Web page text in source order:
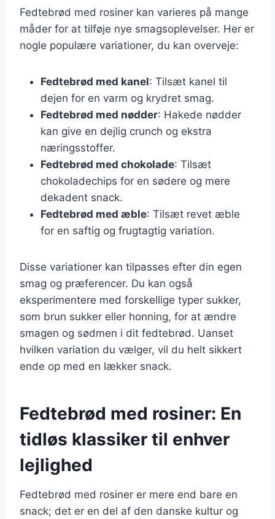
Fedtebrød med rosiner kan varieres på mange
måder for at tilføje nye smagsoplevelser. Her er
nogle populære variationer, du kan overveje:
Fedtebrød med kanel: Tilsæt kanel til
dejen for en varm og krydret smag.
Fedtebrød med nødder: Hakede nødder
kan give en dejlig crunch og ekstra
næringsstoffer.
Fedtebrød med chokolade: Tilsæt
chokoladechips for en sødere og mere
dekadent snack.
Fedtebrød med æble: Tilsæt revet æble
for en saftig og frugtagtig variation.
Disse variationer kan tilpasses efter din egen
smag og præferencer. Du kan også
eksperimentere med forskellige typer sukker,
som brun sukker eller honning, for at ændre
smagen og sødmen i dit fedtebrød. Uanset
hvilken variation du vælger, vil du helt sikkert
ende op med en lækker snack.
Fedtebrød med rosiner: En
tidløs klassiker til enhver
lejlighed
Fedtebrød med rosiner er mere end bare en
snack; det er en del af den danske kultur og